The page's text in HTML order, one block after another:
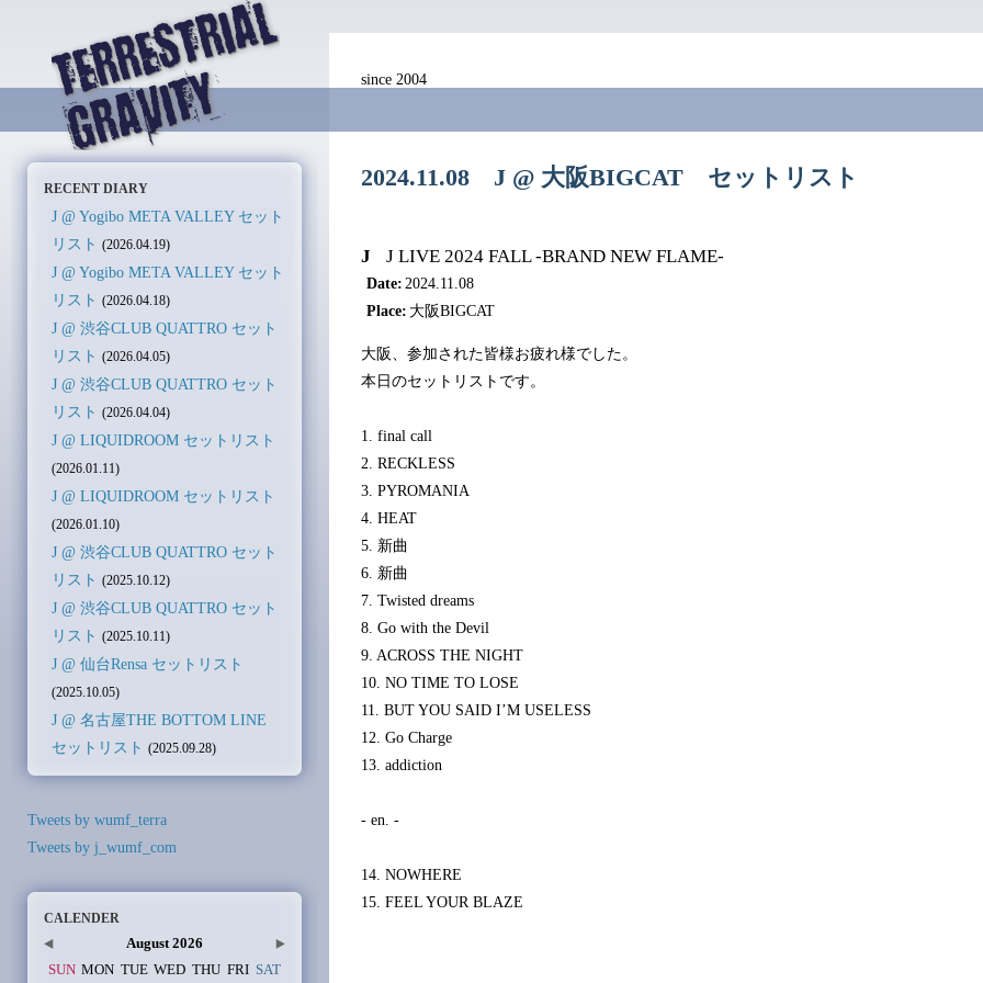
since 2004
2024.11.08 J @ 大阪BIGCAT セットリスト
J J LIVE 2024 FALL -BRAND NEW FLAME-
Date: 2024.11.08
Place: 大阪BIGCAT
大阪、参加された皆様お疲れ様でした。
本日のセットリストです。
1. final call
2. RECKLESS
3. PYROMANIA
4. HEAT
5. 新曲
6. 新曲
7. Twisted dreams
8. Go with the Devil
9. ACROSS THE NIGHT
10. NO TIME TO LOSE
11. BUT YOU SAID I’M USELESS
12. Go Charge
13. addiction
- en. -
14. NOWHERE
15. FEEL YOUR BLAZE
RECENT DIARY
J @ Yogibo META VALLEY セット
リスト (2026.04.19)
J @ Yogibo META VALLEY セット
リスト (2026.04.18)
J @ 渋谷CLUB QUATTRO セット
リスト (2026.04.05)
J @ 渋谷CLUB QUATTRO セット
リスト (2026.04.04)
J @ LIQUIDROOM セットリスト
(2026.01.11)
J @ LIQUIDROOM セットリスト
(2026.01.10)
J @ 渋谷CLUB QUATTRO セット
リスト (2025.10.12)
J @ 渋谷CLUB QUATTRO セット
リスト (2025.10.11)
J @ 仙台Rensa セットリスト
(2025.10.05)
J @ 名古屋THE BOTTOM LINE
セットリスト (2025.09.28)
Tweets by wumf_terra
Tweets by j_wumf_com
CALENDER
August 2026
SUN MON TUE WED THU FRI SAT